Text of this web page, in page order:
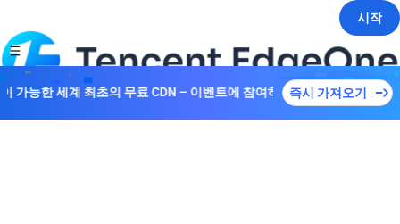
시작
가능한 세계 최초의 무료 CDN – 이벤트에 참여하여 다양한 플랜을解锁
즉시 가져오기